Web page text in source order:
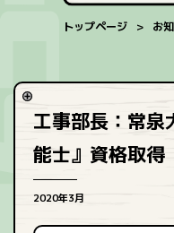
トップページ お
工事部長：常泉
能士』資格取得
2020年3月